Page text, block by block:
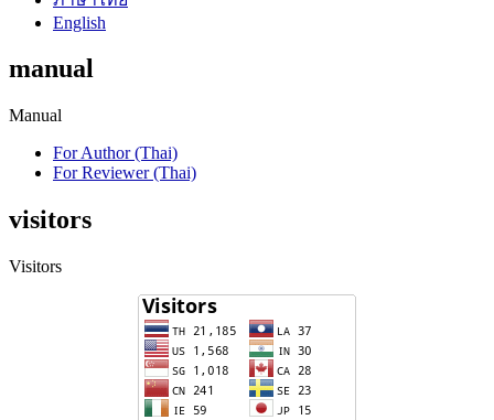
English
manual
Manual
For Author (Thai)
For Reviewer (Thai)
visitors
Visitors